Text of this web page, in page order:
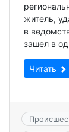
житель,
в
зашел в
Читать